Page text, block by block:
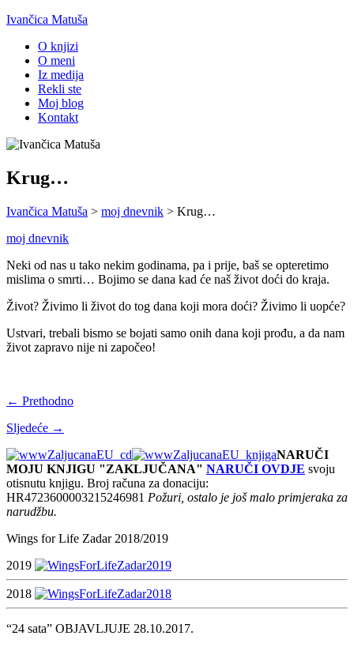
Ivančica Matuša
O knjizi
O meni
Iz medija
Rekli ste
Moj blog
Kontakt
Krug…
Ivančica Matuša > moj dnevnik > Krug…
moj dnevnik
Neki od nas u tako nekim godinama, pa i prije, baš se opteretimo
mislima o smrti… Bojimo se dana kad će naš život doći do kraja.
Život? Živimo li život do tog dana koji mora doći? Živimo li uopće?
Ustvari, trebali bismo se bojati samo onih dana koji prođu, a da nam
život zapravo nije ni započeo!
← Prethodno
Sljedeće →
NARUČI
MOJU KNJIGU "ZAKLJUČANA" NARUČI OVDJE svoju
otisnutu knjigu. Broj računa za donaciju:
HR4723600003215246981 Požuri, ostalo je još malo primjeraka za
narudžbu.
Wings for Life Zadar 2018/2019
2019
2018
“24 sata” OBJAVLJUJE 28.10.2017.